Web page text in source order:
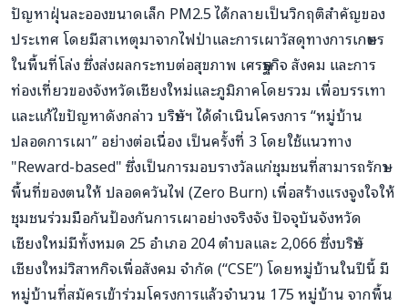
ปัญหาฝุ่นละอองขนาดเล็ก PM2.5 ได้กลายเป็นวิกฤติสำคัญของ
ประเทศ โดยมีสาเหตุมาจากไฟป่าและการเผาวัสดุทางการเกษตร
ในพื้นที่โล่ง ซึ่งส่งผลกระทบต่อสุขภาพ เศรษฐกิจ สังคม และการ
ท่องเที่ยวของจังหวัดเชียงใหม่และภูมิภาคโดยรวม เพื่อบรรเทา
และแก้ไขปัญหาดังกล่าว บริษัทฯ ได้ดำเนินโครงการ “หมู่บ้าน
ปลอดการเผา” อย่างต่อเนื่อง เป็นครั้งที่ 3 โดยใช้แนวทาง
"Reward-based" ซึ่งเป็นการมอบรางวัลแก่ชุมชนที่สามารถรักษา
พื้นที่ของตนให้ ปลอดควันไฟ (Zero Burn) เพื่อสร้างแรงจูงใจให้
ชุมชนร่วมมือกันป้องกันการเผาอย่างจริงจัง ปัจจุบันจังหวัด
เชียงใหม่มีทั้งหมด 25 อำเภอ 204 ตำบลและ 2,066 ซึ่งบริษัท
เชียงใหม่วิสาหกิจเพื่อสังคม จำกัด (“CSE”) โดยหมู่บ้านในปีนี้ มี
หมู่บ้านที่สมัครเข้าร่วมโครงการแล้วจำนวน 175 หมู่บ้าน จากพื้น